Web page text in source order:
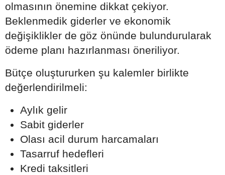
olmasının önemine dikkat çekiyor.
Beklenmedik giderler ve ekonomik
değişiklikler de göz önünde bulundurularak
ödeme planı hazırlanması öneriliyor.
Bütçe oluştururken şu kalemler birlikte
değerlendirilmeli:
Aylık gelir
Sabit giderler
Olası acil durum harcamaları
Tasarruf hedefleri
Kredi taksitleri